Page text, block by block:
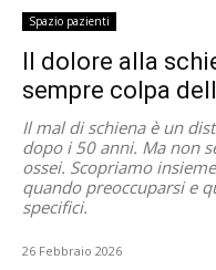
Spazio pazienti
Il dolore alla
sempre colpa
Il mal di schiena è un
dopo i 50 anni. Ma non
ossei. Scopriamo
quando preoccuparsi e
specifici.
26 Febbraio 2026